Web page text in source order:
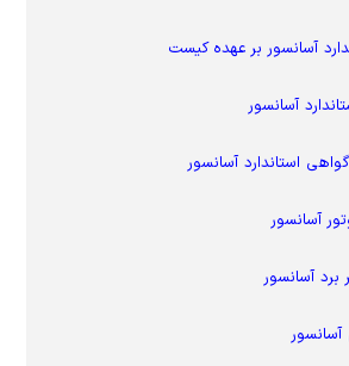
آسانسور بر عهده کیست
آسانسور
استاندارد آسانسور
آسانسور
برد آسانسور
آسانسور